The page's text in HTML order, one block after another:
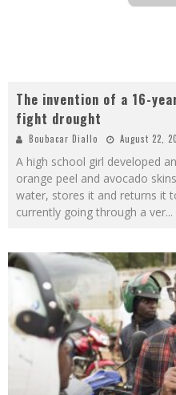
The invention of a 16-
fight drought
Boubacar Diallo August 22,
A high school girl developed
orange peel and avocado
water, stores it and returns it
currently going through a ver...